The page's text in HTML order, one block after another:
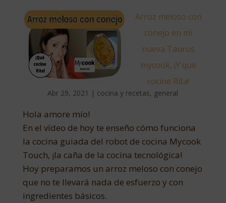
Arroz meloso con
conejo en mi
nueva Taurus
mycook, ¡Y que
cocine Rita!
Abr 29, 2021 | cocina y recetas, general
Hola amore mío!
En el vídeo de hoy te enseño cómo funciona
la cocina guiada del robot de cocina Mycook
Touch, ¡la caña de la cocina tecnológica!
Hoy preparamos un arroz meloso con conejo
que no te llevará nada de esfuerzo y con
ingredientes básicos.